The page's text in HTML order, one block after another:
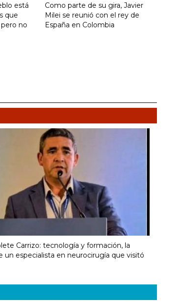
está
que
no
Como parte de su gira, Javier
Milei se reunió con el rey de
España en Colombia
Carrizo: tecnología y formación, la
un especialista en neurocirugía que visitó